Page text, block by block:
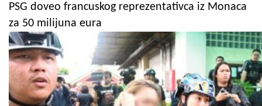
PSG doveo francuskog reprezentativca iz Monaca
za 50 milijuna eura